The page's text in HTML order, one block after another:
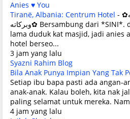
Anies ♥ You
Tiranë, Albania: Centrum Hotel - ✿السلام عليكم ورحمة الله
وبركاته✿ Bersambung dari *SINI*. dek kerana terasa sangat
lama duduk kat masjid, jadi anies
hotel berseo...
3 jam yang lalu
Syazni Rahim Blog
Bila Anak Punya Impian Yang Tak
Setiap ibu bapa pasti ada angan-
anak-anak. Kalau boleh, kita nak
paling selamat untuk mereka.
4 jam yang lalu